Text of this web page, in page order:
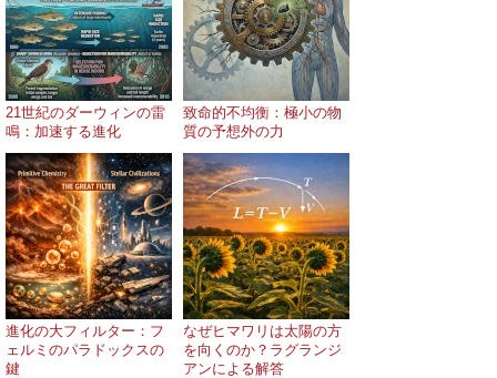
21世紀のダーウィンの雷
鳴：加速する進化
致命的不均衡：極小の物
質の予想外の力
進化の大フィルター：フ
ェルミのパラドックスの
鍵
なぜヒマワリは太陽の方
を向くのか？ラグランジ
アンによる解答